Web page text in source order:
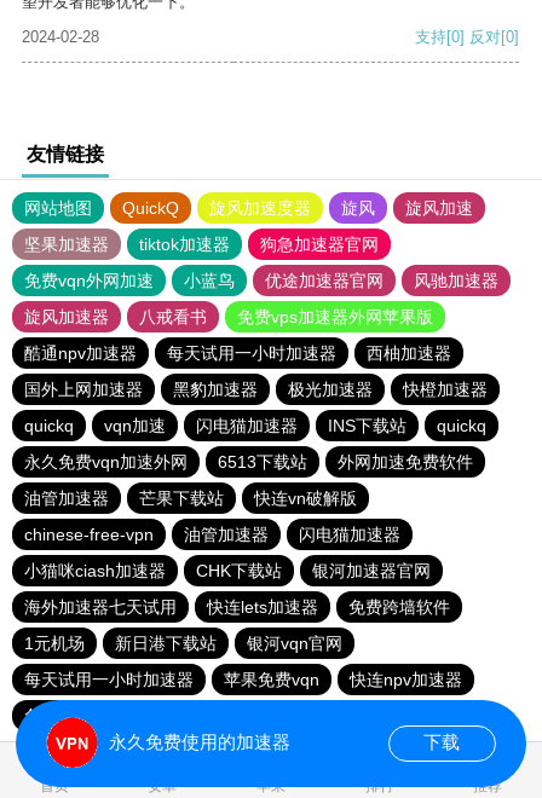
2024-02-28
支持[0] 反对[0]
友情链接
网站地图 QuickQ 旋风加速度器 旋风
旋风加速
坚果加速器
tiktok加速器
狗急加速器官网
免费vqn外网加速
小蓝鸟 优途加速器官网
风驰加速器
旋风加速器
八戒看书
免费vps加速器外网苹果版
酷通npv加速器
每天试用一小时加速器
西柚加速器
国外上网加速器
黑豹加速器 极光加速器
快橙加速器
quickq
vqn加速 闪电猫加速器 INS下载站
quickq
永久免费vqn加速外网
6513下载站
外网加速免费软件
油管加速器
芒果下载站
快连vn破解版
chinese-free-vpn
油管加速器
闪电猫加速器
小猫咪ciash加速器
CHK下载站
银河加速器官网
海外加速器七天试用
快连lets加速器
免费跨墙软件
1元机场
新日港下载站
银河vqn官网
每天试用一小时加速器
苹果免费vqn
快连npv加速器
免费vqn加速
首页 安卓 苹果 排行 推荐
永久免费使用的加速器 下载
1.633916s